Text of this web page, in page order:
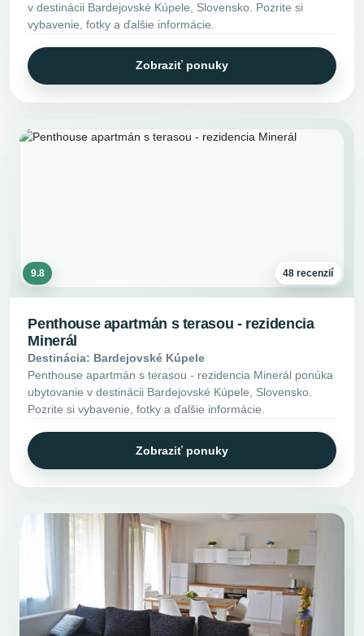
v destinácii Bardejovské Kúpele, Slovensko. Pozrite si
vybavenie, fotky a ďalšie informácie.
Zobraziť ponuky
9.8 48 recenzií
Penthouse apartmán s terasou - rezidencia
Minerál
Destinácia: Bardejovské Kúpele
Penthouse apartmán s terasou - rezidencia Minerál ponúka
ubytovanie v destinácii Bardejovské Kúpele, Slovensko.
Pozrite si vybavenie, fotky a ďalšie informácie.
Zobraziť ponuky